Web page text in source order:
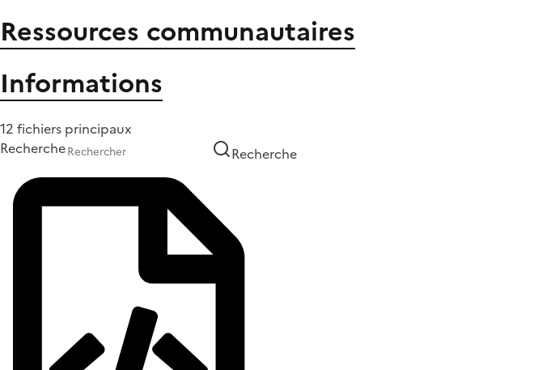
Ressources communautaires
Informations
12 fichiers principaux
Recherche
Recherche